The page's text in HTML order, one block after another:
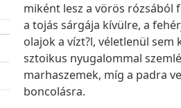
miként lesz a vörös rózsából
a tojás sárgája kívülre, a
olajok a vízt?l, véletlenül sem
sztoikus nyugalommal
marhaszemek, míg a padra
boncolásra.